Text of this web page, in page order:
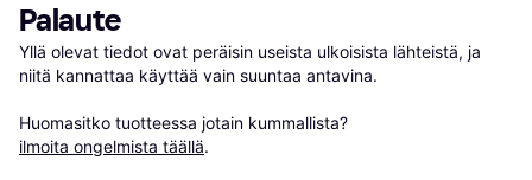
Palaute
Yllä olevat tiedot ovat peräisin useista ulkoisista lähteistä, ja
niitä kannattaa käyttää vain suuntaa antavina.
Huomasitko tuotteessa jotain kummallista?
ilmoita ongelmista täällä.